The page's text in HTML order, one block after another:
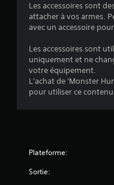
Les accessoires sont
attacher à vos armes.
avec un accessoire
Les accessoires sont
uniquement et ne
votre équipement.
L'achat de 'Monster
pour utiliser ce
Plateforme:
Sortie: